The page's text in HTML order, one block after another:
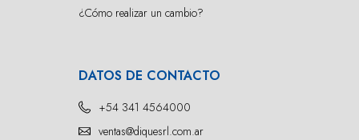
¿Cómo realizar un cambio?
DATOS DE CONTACTO
+54 341 4564000
ventas@diquesrl.com.ar